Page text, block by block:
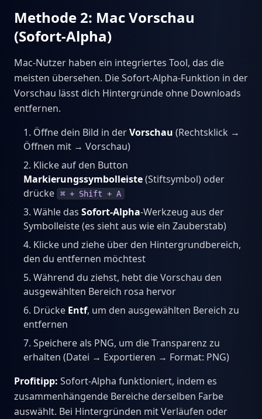
Methode 2: Mac Vorschau
(Sofort-Alpha)
Mac-Nutzer haben ein integriertes Tool, das die
meisten übersehen. Die Sofort-Alpha-Funktion in der
Vorschau lässt dich Hintergründe ohne Downloads
entfernen.
Öffne dein Bild in derVorschau (Rechtsklick →
Öffnen mit → Vorschau)
Klicke auf den Button
Markierungssymbolleiste(Stiftsymbol) oder
drücke
⌘ + Shift + A
Wähle das Sofort-Alpha-Werkzeug aus der
Symbolleiste (es sieht aus wie ein Zauberstab)
Klicke und ziehe über den Hintergrundbereich,
den du entfernen möchtest
Während du ziehst, hebt die Vorschau den
ausgewählten Bereich rosa hervor
Drücke Entf, um den ausgewählten Bereich zu
entfernen
Speichere als PNG, um die Transparenz zu
erhalten (Datei → Exportieren → Format: PNG)
Profitipp: Sofort-Alpha funktioniert, indem es
zusammenhängende Bereiche derselben Farbe
auswählt. Bei Hintergründen mit Verläufen oder